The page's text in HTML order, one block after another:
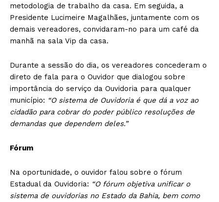
metodologia de trabalho da casa. Em seguida, a
Presidente Lucimeire Magalhães, juntamente com os
demais vereadores, convidaram-no para um café da
manhã na sala Vip da casa.
Durante a sessão do dia, os vereadores concederam o
direto de fala para o Ouvidor que dialogou sobre
importância do serviço da Ouvidoria para qualquer
município: “O sistema de Ouvidoria é que dá a voz ao
cidadão para cobrar do poder público resoluções de
demandas que dependem deles.”
Fórum
Na oportunidade, o ouvidor falou sobre o fórum
Estadual da Ouvidoria: “O fórum objetiva unificar o
sistema de ouvidorias no Estado da Bahia, bem como